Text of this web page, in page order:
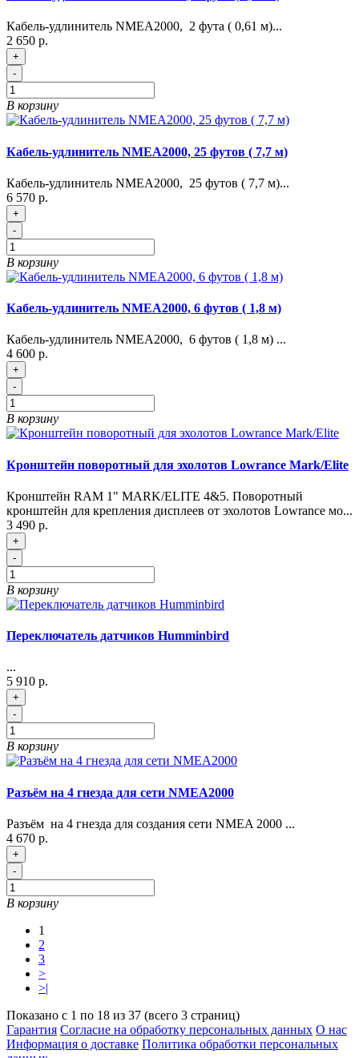
Кабель-удлинитель NMEA2000, 2 фута ( 0,61 м)...
2 650 р.
+
-
В корзину
Кабель-удлинитель NMEA2000, 25 футов ( 7,7 м)
Кабель-удлинитель NMEA2000, 25 футов ( 7,7 м)...
6 570 р.
+
-
В корзину
Кабель-удлинитель NMEA2000, 6 футов ( 1,8 м)
Кабель-удлинитель NMEA2000, 6 футов ( 1,8 м) ...
4 600 р.
+
-
В корзину
Кронштейн поворотный для эхолотов Lowrance Mark/Elite
Кронштейн RAM 1" MARK/ELITE 4&5. Поворотный
кронштейн для крепления дисплеев от эхолотов Lowrance мо...
3 490 р.
+
-
В корзину
Переключатель датчиков Humminbird
...
5 910 р.
+
-
В корзину
Разъём на 4 гнезда для сети NMEA2000
Разъём на 4 гнезда для создания сети NMEA 2000 ...
4 670 р.
+
-
В корзину
1
2
3
>
>|
Показано с 1 по 18 из 37 (всего 3 страниц)
Гарантия Согласие на обработку персональных данных О нас
Информация о доставке Политика обработки персональных